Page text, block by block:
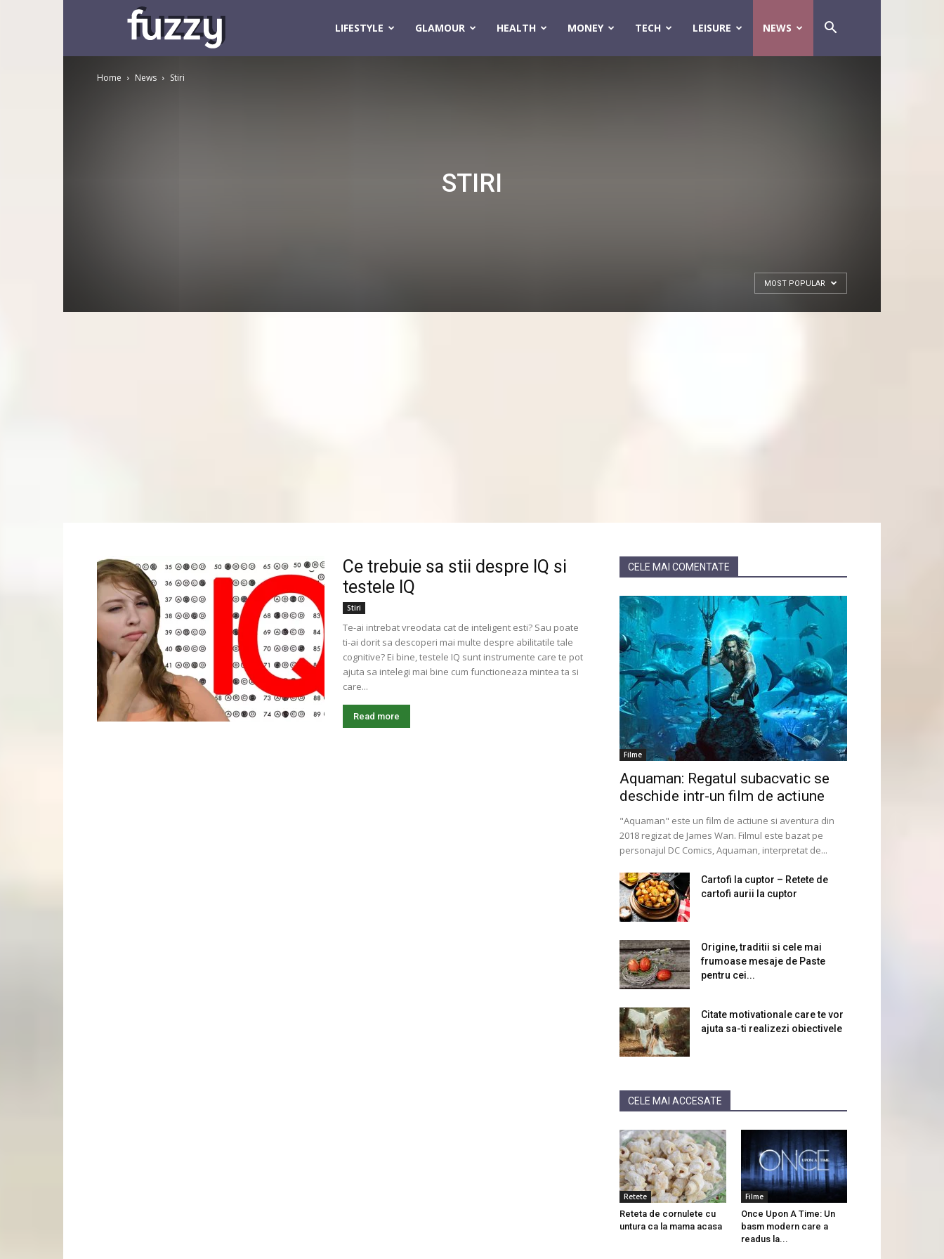
LIFESTYLE GLAMOUR HEALTH MONEY TECH LEISURE NEWS
Home News Stiri
STIRI
MOST POPULAR
Ce trebuie sa stii despre IQ si
testele IQ
Stiri
Te-ai intrebat vreodata cat de inteligent esti? Sau poate
ti-ai dorit sa descoperi mai multe despre abilitatile tale
cognitive? Ei bine, testele IQ sunt instrumente care te pot
ajuta sa intelegi mai bine cum functioneaza mintea ta si
care...
Read more
CELE MAI COMENTATE
Filme
Aquaman: Regatul subacvatic se
deschide intr-un film de actiune
"Aquaman" este un film de actiune si aventura din
2018 regizat de James Wan. Filmul este bazat pe
personajul DC Comics, Aquaman, interpretat de...
Cartofi la cuptor – Retete de
cartofi aurii la cuptor
Origine, traditii si cele mai
frumoase mesaje de Paste
pentru cei...
Citate motivationale care te vor
ajuta sa-ti realizezi obiectivele
CELE MAI ACCESATE
Retete
Reteta de cornulete cu
untura ca la mama acasa
Filme
Once Upon A Time: Un
basm modern care a
readus la...